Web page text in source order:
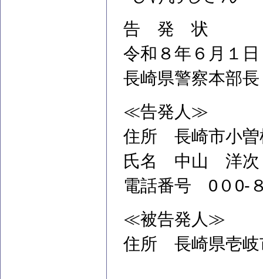
告 発 状
令和８年６月１日
長崎県警察本部
≪告発人≫
住所 長崎市小曽
氏名 中山 洋次
電話番号 0０0-
≪被告発人≫
住所 長崎県